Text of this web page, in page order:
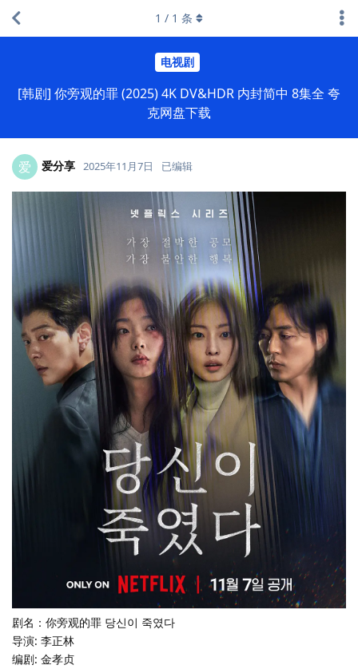
电视剧
[韩剧] 你旁观的罪 (2025) 4K DV&HDR 内封简中 8集全 夸
克网盘下载
1 / 1 条
爱 爱分享 2025年11月7日 已编辑
剧名：你旁观的罪 당신이 죽였다
导演: 李正林
编剧: 金孝贞